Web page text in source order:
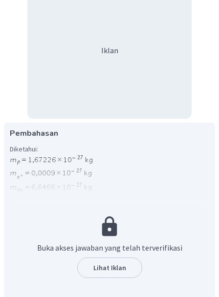
Iklan
Pembahasan
Diketahui:
Dalam setiap reaksi fusi yang terjadi selalu terbentuk Helium yang
massanya 6,6466 gram, maka jumlah reaksi yang terjadi (n) adalah:
Buka akses jawaban yang telah terverifikasi
Lihat Iklan